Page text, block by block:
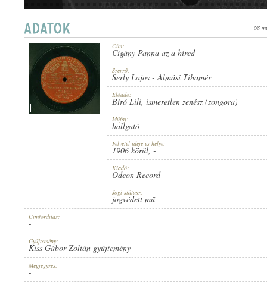
PUBLICATION: 1906 KÖRÜL
RECORD NUMBER:
68
Cím:
Cigány Panna az a híred
Szerző:
Serly Lajos -Almási Tihamér
Előadó:
Bíró Lili, ismeretlen zenész (zongora)
Műfaj:
hallgató
Felvétel ideje és helye:
1906 körül, -
Kiadó:
Odeon Record
Jogi státusz:
jogvédett mű
Címfordítás:
-
Gyűjtemény:
Kiss Gábor Zoltán gyűjtemény
Megjegyzés:
-